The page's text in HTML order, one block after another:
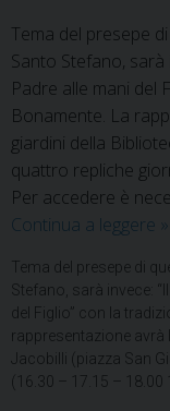
Tema del presepe
Santo Stefano, sarà
Padre alle mani del
Bonamente. La
giardini della
quattro repliche
Per accedere è
Continua a leggere Il»
Tema del presepe di
Stefano, sarà invece:
del Figlio” con la
rappresentazione
Jacobilli (piazza San
(16.30 – 17.15 – 18.00